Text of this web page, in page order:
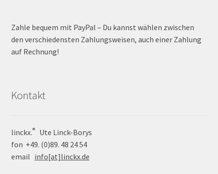
Zahle bequem mit PayPal – Du kannst wählen zwischen
den verschiedensten Zahlungsweisen, auch einer Zahlung
auf Rechnung!
Kontakt
linckx.®Ute Linck-Borys
fon +49. (0)89. 48 24 54
email info[at]linckx.de